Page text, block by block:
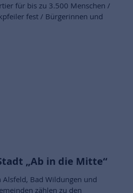
für bis zu 3.500 Menschen /
fest / Bürgerinnen und
„Ab in die Mitte“
Alsfeld, Bad Wildungen und
zählen zu den